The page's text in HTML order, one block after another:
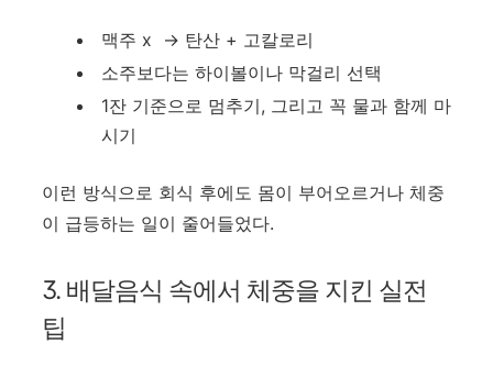
맥주 x → 탄산 + 고칼로리
소주보다는 하이볼이나 막걸리 선택
1잔 기준으로 멈추기, 그리고 꼭 물과 함께 마
시기
이런 방식으로 회식 후에도 몸이 부어오르거나 체중
이 급등하는 일이 줄어들었다.
3. 배달음식 속에서 체중을 지킨 실전
팁